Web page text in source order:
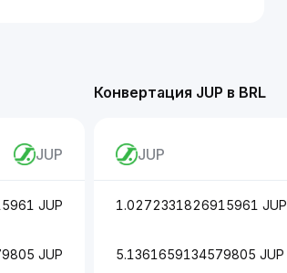
Конвертация JUP в BRL
JUP
1.0272331826915961 JUP
5.1361659134579805 JUP
JUP
JUP
JUP